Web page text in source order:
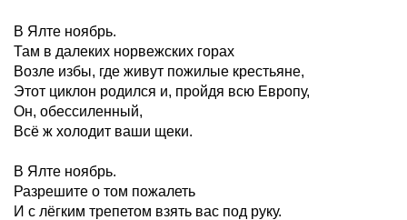
В Ялте ноябрь.
Там в далеких норвежских горах
Возле избы, где живут пожилые крестьяне,
Этот циклон родился и, пройдя всю Европу,
Он, обессиленный,
Всё ж холодит ваши щеки.
В Ялте ноябрь.
Разрешите о том пожалеть
И с лёгким трепетом взять вас под руку.